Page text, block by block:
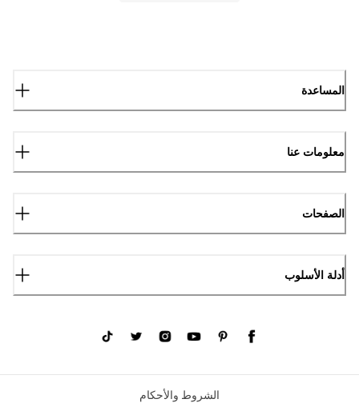
المساعدة
معلومات عنا
الصفحات
أدلة الأسلوب
الشروط والأحكام